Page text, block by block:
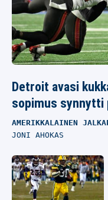
Detroit avasi
sopimus synnytti
AMERIKKALAINEN
JONI AHOKAS